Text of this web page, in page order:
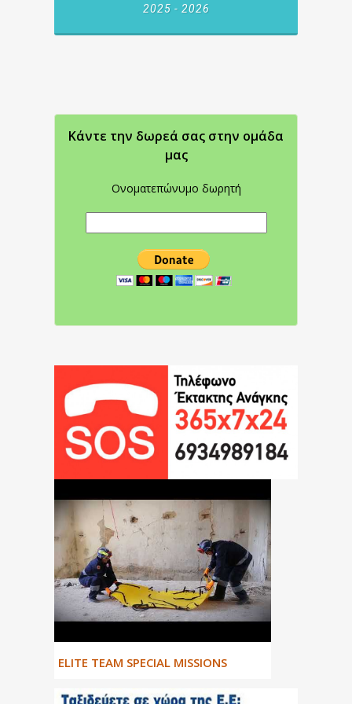
2025 - 2026
Κάντε την δωρεά σας στην oμάδα
μας
Ονοματεπώνυμο δωρητή
ΕLITE TEAM SPECIAL MISSIONS